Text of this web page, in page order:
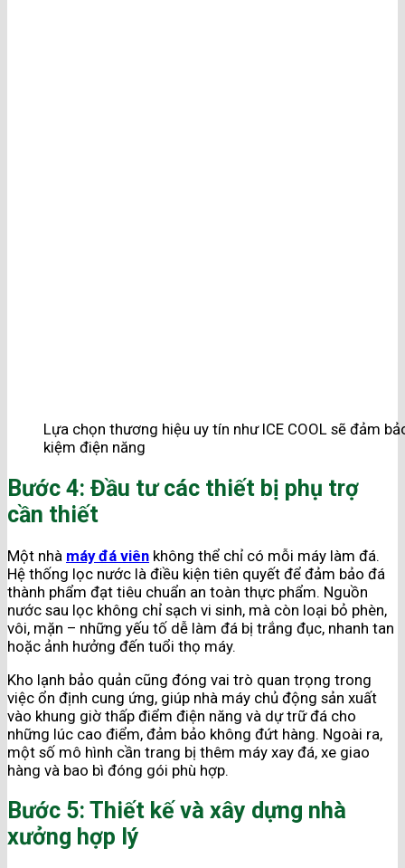
Lựa chọn thương hiệu uy tín như ICE COOL sẽ đảm
kiệm điện năng
Bước 4: Đầu tư các thiết bị phụ trợ
cần thiết
Một nhà máy đá viên không thể chỉ có mỗi máy làm đá.
Hệ thống lọc nước là điều kiện tiên quyết để đảm bảo đá
thành phẩm đạt tiêu chuẩn an toàn thực phẩm. Nguồn
nước sau lọc không chỉ sạch vi sinh, mà còn loại bỏ phèn,
vôi, mặn – những yếu tố dễ làm đá bị trắng đục, nhanh tan
hoặc ảnh hưởng đến tuổi thọ máy.
Kho lạnh bảo quản cũng đóng vai trò quan trọng trong
việc ổn định cung ứng, giúp nhà máy chủ động sản xuất
vào khung giờ thấp điểm điện năng và dự trữ đá cho
những lúc cao điểm, đảm bảo không đứt hàng. Ngoài ra,
một số mô hình cần trang bị thêm máy xay đá, xe giao
hàng và bao bì đóng gói phù hợp.
Bước 5: Thiết kế và xây dựng nhà
xưởng hợp lý